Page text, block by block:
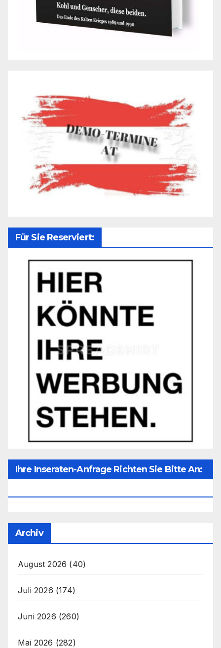
Für Sie Reserviert:
Ihre Inseraten-Anfrage Richten Sie Bitte An:
Archiv
August 2026 (40)
Juli 2026 (174)
Juni 2026 (260)
Mai 2026 (282)